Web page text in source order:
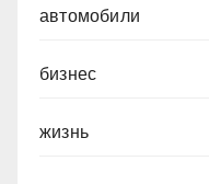
автомобили
бизнес
жизнь